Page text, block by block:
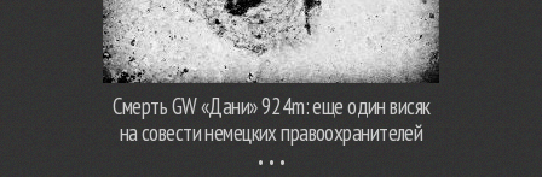
Смерть GW «Дани» 924m: еще один висяк
на совести немецких правоохранителей